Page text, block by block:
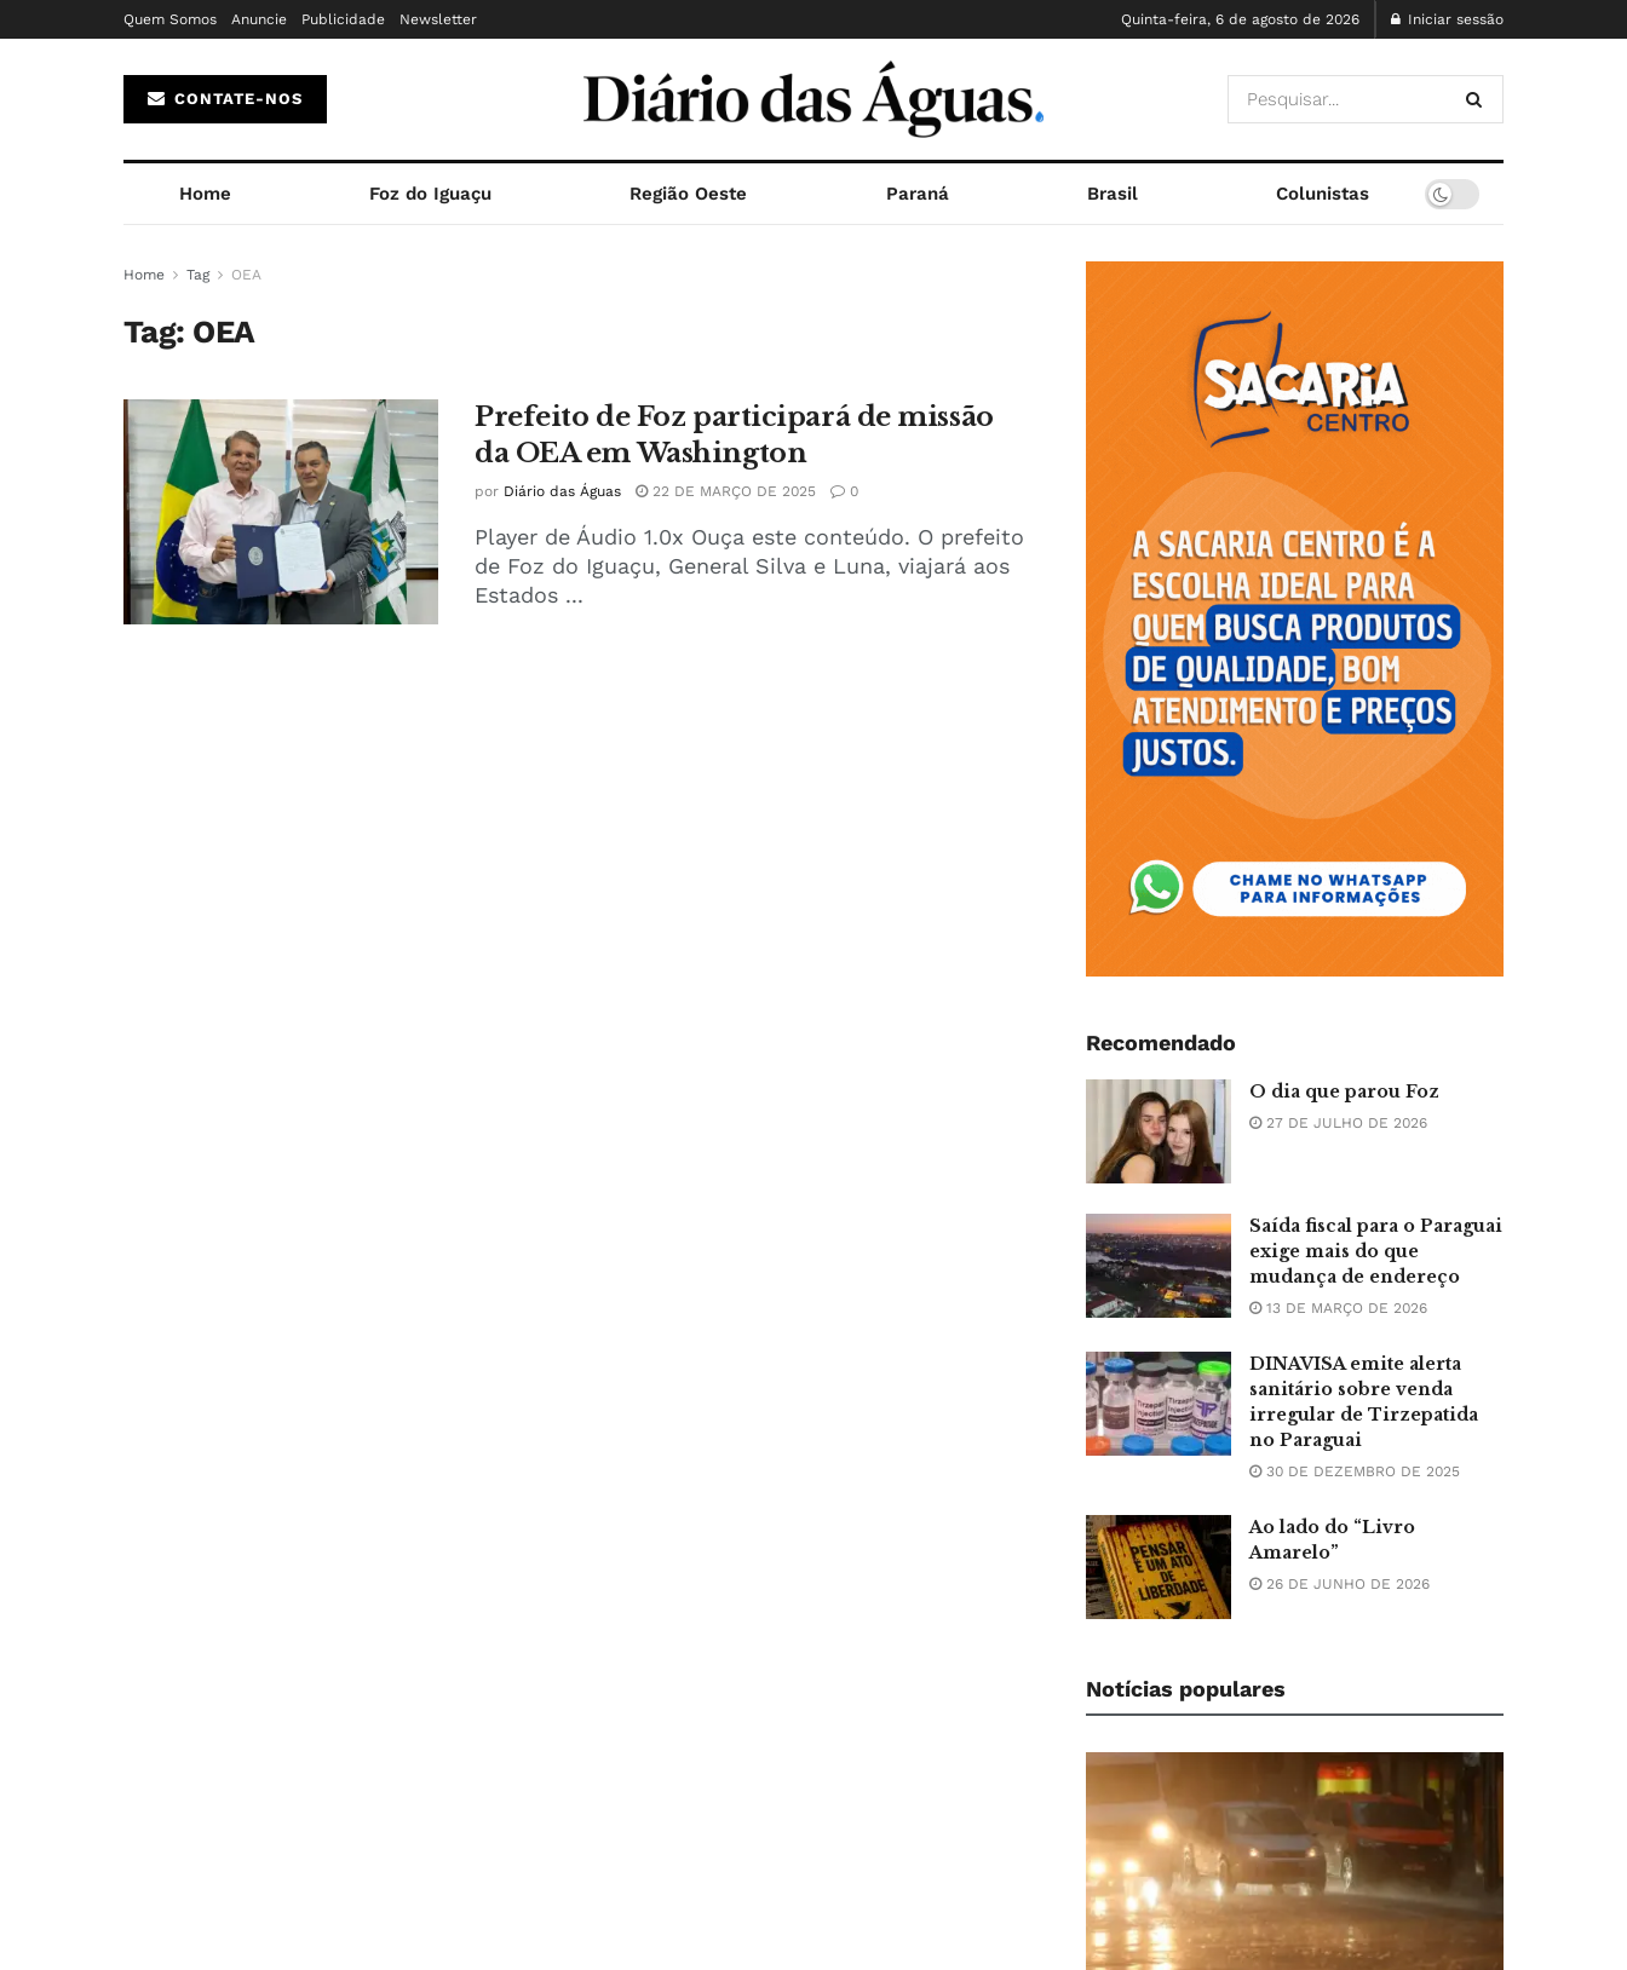
Quem Somos Anuncie Publicidade Newsletter Quinta-feira, 6 de agosto de 2026 Iniciar sessão
CONTATE-NOS
Home Foz do Iguaçu Região Oeste Paraná Brasil Colunistas
Home Tag OEA
Tag: OEA
Prefeito de Foz participará de missão
da OEA em Washington
por Diário das Águas 22 DE MARÇO DE 2025 0
Player de Áudio 1.0x Ouça este conteúdo. O prefeito
de Foz do Iguaçu, General Silva e Luna, viajará aos
Estados ...
Recomendado
O dia que parou Foz
27 DE JULHO DE 2026
Saída fiscal para o Paraguai
exige mais do que
mudança de endereço
13 DE MARÇO DE 2026
DINAVISA emite alerta
sanitário sobre venda
irregular de Tirzepatida
no Paraguai
30 DE DEZEMBRO DE 2025
Ao lado do “Livro
Amarelo”
26 DE JUNHO DE 2026
Notícias populares